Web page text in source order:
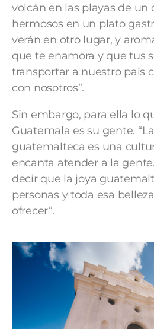
volcán en las playas de un
hermosos en un plato
verán en otro lugar, y
que te enamora y que tus
transportar a nuestro país
con nosotros”.
Sin embargo, para ella lo
Guatemala es su gente.
guatemalteca es una
encanta atender a la
decir que la joya
personas y toda esa
ofrecer”.